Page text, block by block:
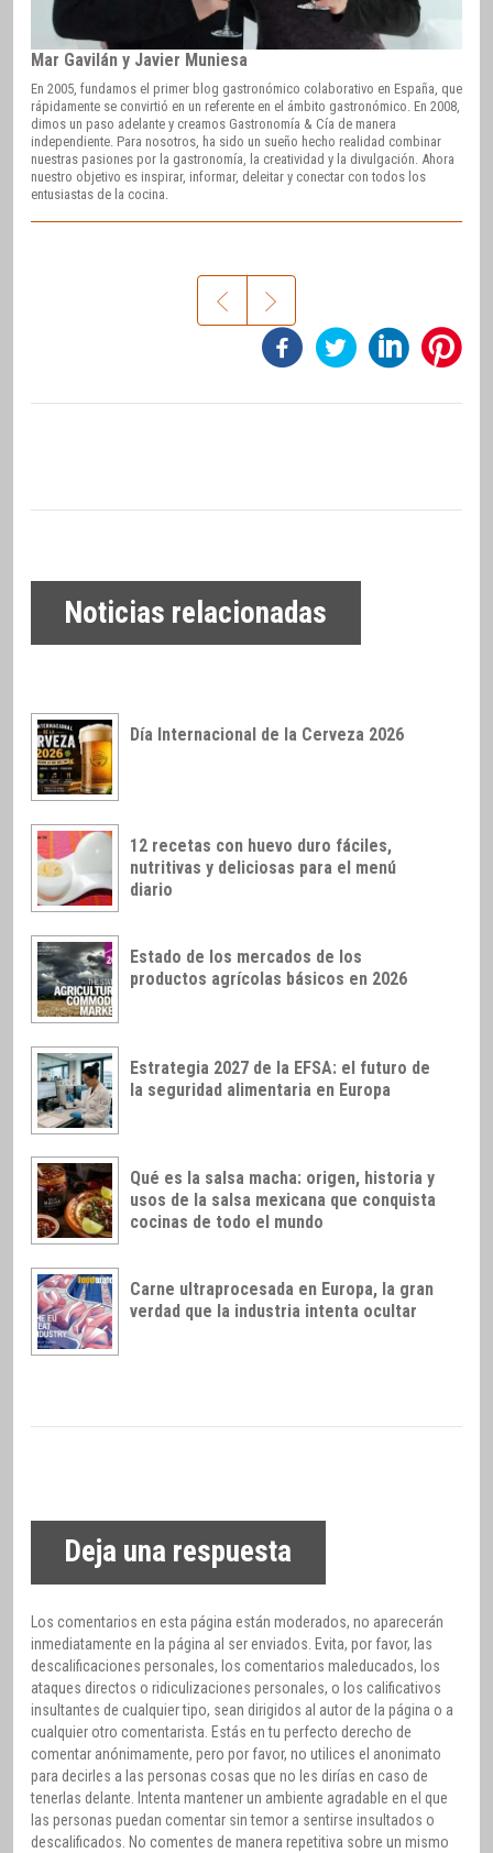
Mar Gavilán y Javier Muniesa
En 2005, fundamos el primer blog gastronómico colaborativo en España, que
rápidamente se convirtió en un referente en el ámbito gastronómico. En 2008,
dimos un paso adelante y creamos Gastronomía & Cía de manera
independiente. Para nosotros, ha sido un sueño hecho realidad combinar
nuestras pasiones por la gastronomía, la creatividad y la divulgación. Ahora
nuestro objetivo es inspirar, informar, deleitar y conectar con todos los
entusiastas de la cocina.
Noticias relacionadas
Día Internacional de la Cerveza 2026
12 recetas con huevo duro fáciles,
nutritivas y deliciosas para el menú
diario
Estado de los mercados de los
productos agrícolas básicos en 2026
Estrategia 2027 de la EFSA: el futuro de
la seguridad alimentaria en Europa
Qué es la salsa macha: origen, historia y
usos de la salsa mexicana que conquista
cocinas de todo el mundo
Carne ultraprocesada en Europa, la gran
verdad que la industria intenta ocultar
Deja una respuesta
Los comentarios en esta página están moderados, no aparecerán
inmediatamente en la página al ser enviados. Evita, por favor, las
descalificaciones personales, los comentarios maleducados, los
ataques directos o ridiculizaciones personales, o los calificativos
insultantes de cualquier tipo, sean dirigidos al autor de la página o a
cualquier otro comentarista. Estás en tu perfecto derecho de
comentar anónimamente, pero por favor, no utilices el anonimato
para decirles a las personas cosas que no les dirías en caso de
tenerlas delante. Intenta mantener un ambiente agradable en el que
las personas puedan comentar sin temor a sentirse insultados o
descalificados. No comentes de manera repetitiva sobre un mismo